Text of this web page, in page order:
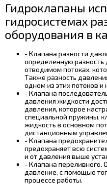
Гидроклапаны
гидросистемах
оборудования в
- Клапана разности
определенную
отводимом потоках,
Также разность
одном из этих потоков
- Клапана
давления жидкости
давления, которое
специальной пружины,
жидкость в основном
дистанционным
- Клапана
предохраняет всю
и от давления выше
- Клапана переливного.
давление, с помощью
процессе работы.